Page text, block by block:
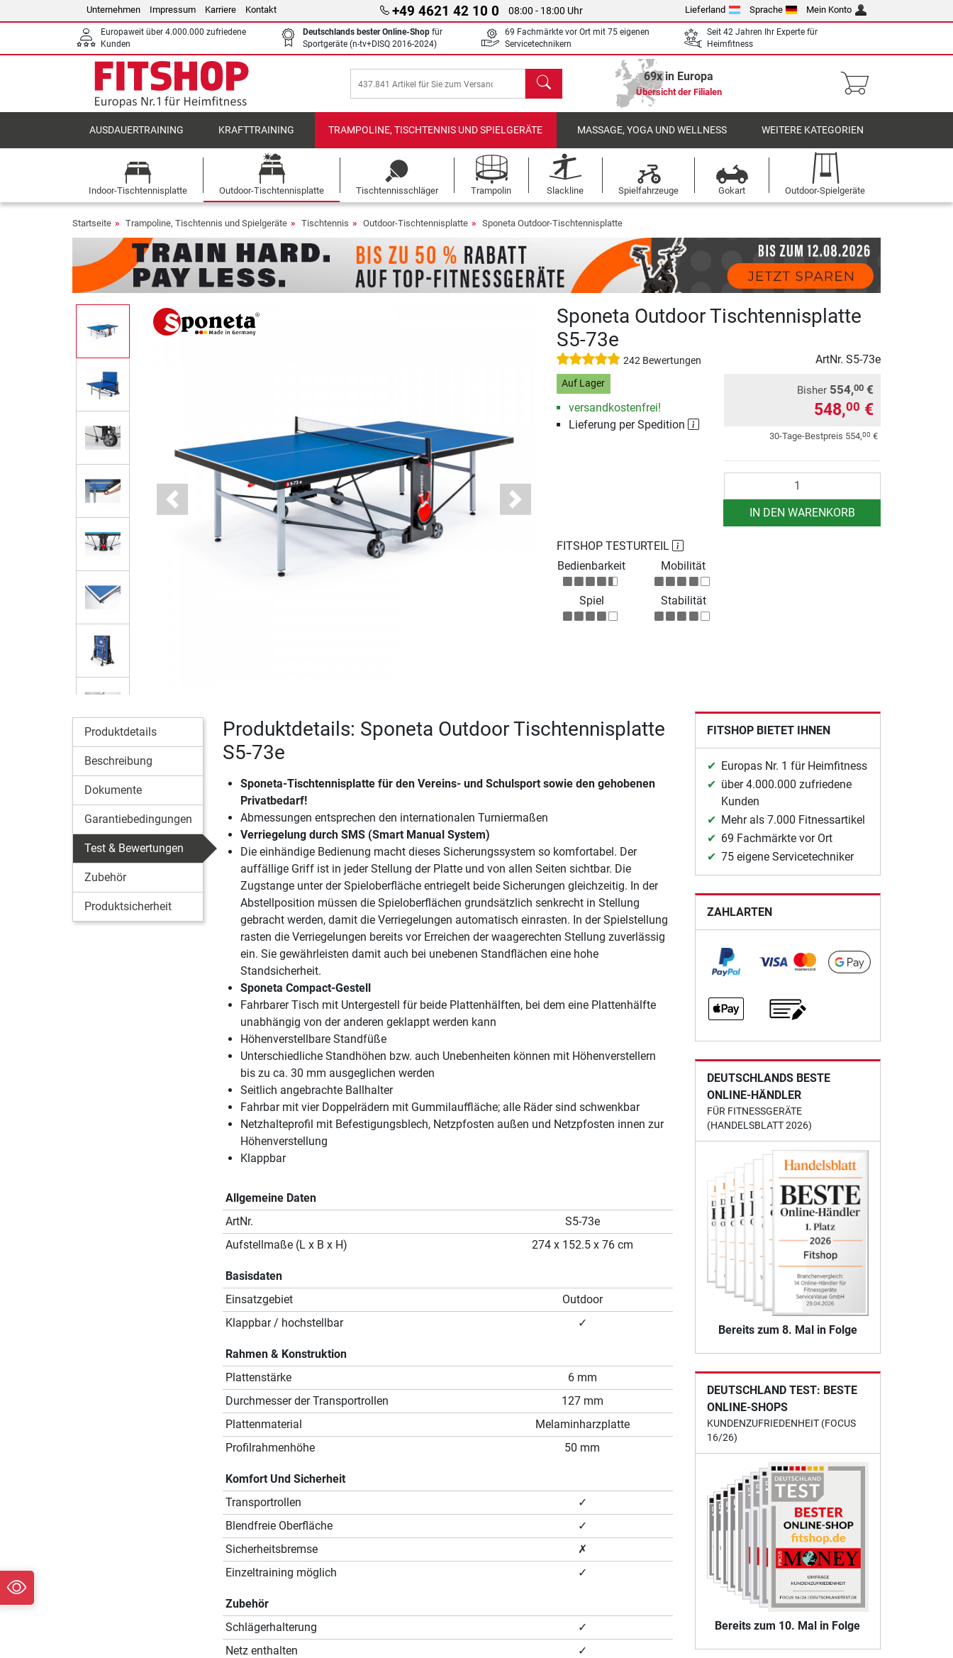
Unternehmen Impressum Karriere Kontakt +49 4621 42 10 0 08:00 - 18:00 Uhr Lieferland Sprache Mein Konto
Europaweit über 4.000.000 zufriedene
Kunden
Deutschlands bester Online-Shop für
Sportgeräte (n-tv+DISQ 2016-2024)
69 Fachmärkte vor Ort mit 75 eigenen
Servicetechnikern
Seit 42 Jahren Ihr Experte für
Heimfitness
Suchen 69x in Europa
Übersicht der Filialen
AUSDAUERTRAINING KRAFTTRAINING TRAMPOLINE, TISCHTENNIS UND SPIELGERÄTE MASSAGE, YOGA UND WELLNESS WEITERE KATEGORIEN
Indoor-Tischtennisplatte Outdoor-Tischtennisplatte Tischtennisschläger Trampolin Slackline Spielfahrzeuge Gokart Outdoor-Spielgeräte
Startseite Trampoline, Tischtennis und Spielgeräte Tischtennis Outdoor-Tischtennisplatte Sponeta Outdoor-Tischtennisplatte
Previous Next
Sponeta Outdoor Tischtennisplatte
S5-73e
242 Bewertungen ArtNr. S5-73e
Auf Lager
versandkostenfrei!
Lieferung per Spedition
Bisher 554,00 €
548,00 €
30-Tage-Bestpreis 554,00 €
IN DEN WARENKORB
FITSHOP TESTURTEIL
Bedienbarkeit
Mobilität
Spiel Stabilität
Produktdetails
Beschreibung
Dokumente
Garantiebedingungen
Test & Bewertungen
Zubehör
Produktsicherheit
Produktdetails: Sponeta Outdoor Tischtennisplatte
S5-73e
Sponeta-Tischtennisplatte für den Vereins- und Schulsport sowie den gehobenen
Privatbedarf!
Abmessungen entsprechen den internationalen Turniermaßen
Verriegelung durch SMS (Smart Manual System)
Die einhändige Bedienung macht dieses Sicherungssystem so komfortabel. Der
auffällige Griff ist in jeder Stellung der Platte und von allen Seiten sichtbar. Die
Zugstange unter der Spieloberfläche entriegelt beide Sicherungen gleichzeitig. In der
Abstellposition müssen die Spieloberflächen grundsätzlich senkrecht in Stellung
gebracht werden, damit die Verriegelungen automatisch einrasten. In der Spielstellung
rasten die Verriegelungen bereits vor Erreichen der waagerechten Stellung zuverlässig
ein. Sie gewährleisten damit auch bei unebenen Standflächen eine hohe
Standsicherheit.
Sponeta Compact-Gestell
Fahrbarer Tisch mit Untergestell für beide Plattenhälften, bei dem eine Plattenhälfte
unabhängig von der anderen geklappt werden kann
Höhenverstellbare Standfüße
Unterschiedliche Standhöhen bzw. auch Unebenheiten können mit Höhenverstellern
bis zu ca. 30 mm ausgeglichen werden
Seitlich angebrachte Ballhalter
Fahrbar mit vier Doppelrädern mit Gummilauffläche; alle Räder sind schwenkbar
Netzhalteprofil mit Befestigungsblech, Netzpfosten außen und Netzpfosten innen zur
Höhenverstellung
Klappbar
Allgemeine Daten
ArtNr.
S5-73e
Aufstellmaße (L x B x H)
274 x 152.5 x 76 cm
Basisdaten
Einsatzgebiet
Outdoor
Klappbar / hochstellbar
✓
Rahmen & Konstruktion
Plattenstärke
6 mm
Durchmesser der Transportrollen
127 mm
Plattenmaterial
Melaminharzplatte
Profilrahmenhöhe
50 mm
Komfort Und Sicherheit
Transportrollen
✓
Blendfreie Oberfläche
✓
Sicherheitsbremse
✗
Einzeltraining möglich
✓
Zubehör
Schlägerhalterung
✓
Netz enthalten
✓
FITSHOP BIETET IHNEN
Europas Nr. 1 für Heimfitness
über 4.000.000 zufriedene
Kunden
Mehr als 7.000 Fitnessartikel
69 Fachmärkte vor Ort
75 eigene Servicetechniker
ZAHLARTEN
DEUTSCHLANDS BESTE
ONLINE-HÄNDLER
FÜR FITNESSGERÄTE
(HANDELSBLATT 2026)
Bereits zum 8. Mal in Folge
DEUTSCHLAND TEST: BESTE
ONLINE-SHOPS
KUNDENZUFRIEDENHEIT (FOCUS
16/26)
Bereits zum 10. Mal in Folge